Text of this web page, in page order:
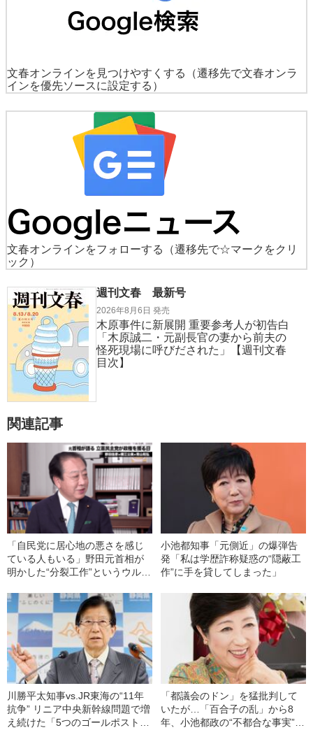
文春オンラインを見つけやすくする
（遷移先で文春オンラ
インを優先ソースに設定する）
文春オンラインをフォローする
（遷移先で☆マークをクリ
ック）
週刊文春 最新号
2026年8月6日 発売
木原事件に新展開 重要参考人が初告白
「木原誠二・元副長官の妻から前夫の
怪死現場に呼びだされた」【週刊文春
目次】
関連記事
「自民党に居心地の悪さを感じ
ている人もいる」野田元首相が
明かした“分裂工作”というウルト
小池都知事「元側近」の爆弾告
発「私は学歴詐称疑惑の“隠蔽工
作”に手を貸してしまった」
川勝平太知事vs.JR東海の“11年
抗争” リニア中央新幹線問題で増
え続けた「5つのゴールポスト」
「都議会のドン」を猛批判して
いたが…「百合子の乱」から8
年、小池都政の“不都合な事実”と